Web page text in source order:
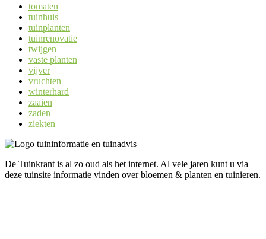
tomaten
tuinhuis
tuinplanten
tuinrenovatie
twijgen
vaste planten
vijver
vruchten
winterhard
zaaien
zaden
ziekten
De Tuinkrant is al zo oud als het internet. Al vele jaren kunt u via
deze tuinsite informatie vinden over bloemen & planten en tuinieren.